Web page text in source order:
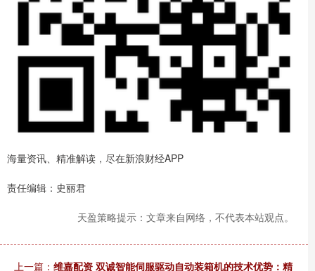
海量资讯、精准解读，尽在新浪财经APP
责任编辑：史丽君
天盈策略提示：文章来自网络，不代表本站观点。
上一篇： 维嘉配资 双诚智能伺服驱动自动装箱机的技术优势：精